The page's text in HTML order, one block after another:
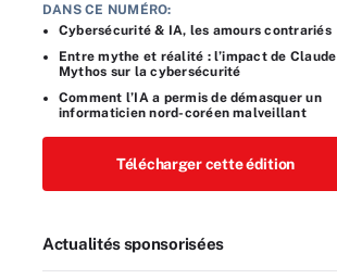
DANS CE NUMÉRO:
Cybersécurité & IA, les amours contrariés
Entre mythe et réalité : l’impact de Claude
Mythos sur la cybersécurité
Comment l’IA a permis de démasquer un
informaticien nord-coréen malveillant
Télécharger cette édition
Actualités sponsorisées